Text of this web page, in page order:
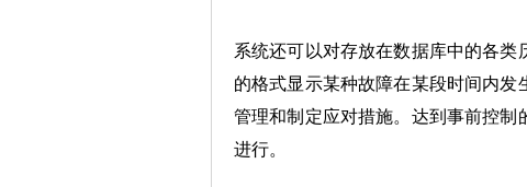
系统还可以对存放在数据库中的各
的格式显示某种故障在某段时间内
管理和制定应对措施。达到事前控制
进行。